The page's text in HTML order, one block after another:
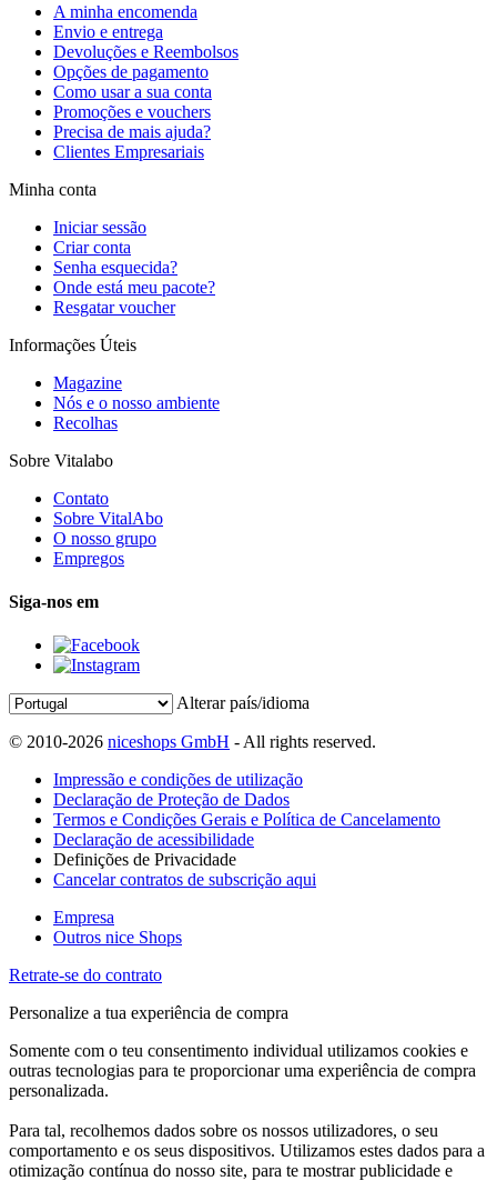
A minha encomenda
Envio e entrega
Devoluções e Reembolsos
Opções de pagamento
Como usar a sua conta
Promoções e vouchers
Precisa de mais ajuda?
Clientes Empresariais
Minha conta
Iniciar sessão
Criar conta
Senha esquecida?
Onde está meu pacote?
Resgatar voucher
Informações Úteis
Magazine
Nós e o nosso ambiente
Recolhas
Sobre Vitalabo
Contato
Sobre VitalAbo
O nosso grupo
Empregos
Siga-nos em
Alterar país/idioma
© 2010-2026 niceshops GmbH - All rights reserved.
Impressão e condições de utilização
Declaração de Proteção de Dados
Termos e Condições Gerais e Política de Cancelamento
Declaração de acessibilidade
Definições de Privacidade
Cancelar contratos de subscrição aqui
Empresa
Outros nice Shops
Retrate-se do contrato
Personalize a tua experiência de compra
Somente com o teu consentimento individual utilizamos cookies e
outras tecnologias para te proporcionar uma experiência de compra
personalizada.
Para tal, recolhemos dados sobre os nossos utilizadores, o seu
comportamento e os seus dispositivos. Utilizamos estes dados para a
otimização contínua do nosso site, para te mostrar publicidade e